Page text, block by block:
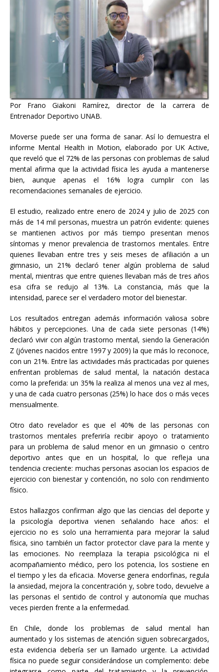
Por Frano Giakoni Ramírez, director de la carrera de
Entrenador Deportivo UNAB.
Moverse puede ser una forma de sanar. Así lo demuestra el
informe Mental Health in Motion, elaborado por UK Active,
que reveló que el 72% de las personas con problemas de salud
mental afirma que la actividad física les ayuda a mantenerse
bien, aunque apenas el 16% logra cumplir con las
recomendaciones semanales de ejercicio.
El estudio, realizado entre enero de 2024 y julio de 2025 con
más de 14 mil personas, muestra un patrón evidente: quienes
se mantienen activos por más tiempo presentan menos
síntomas y menor prevalencia de trastornos mentales. Entre
quienes llevaban entre tres y seis meses de afiliación a un
gimnasio, un 21% declaró tener algún problema de salud
mental, mientras que entre quienes llevaban más de tres años
esa cifra se redujo al 13%. La constancia, más que la
intensidad, parece ser el verdadero motor del bienestar.
Los resultados entregan además información valiosa sobre
hábitos y percepciones. Una de cada siete personas (14%)
declaró vivir con algún trastorno mental, siendo la Generación
Z (jóvenes nacidos entre 1997 y 2009) la que más lo reconoce,
con un 21%. Entre las actividades más practicadas por quienes
enfrentan problemas de salud mental, la natación destaca
como la preferida: un 35% la realiza al menos una vez al mes,
y una de cada cuatro personas (25%) lo hace dos o más veces
mensualmente.
Otro dato revelador es que el 40% de las personas con
trastornos mentales preferiría recibir apoyo o tratamiento
para un problema de salud menor en un gimnasio o centro
deportivo antes que en un hospital, lo que refleja una
tendencia creciente: muchas personas asocian los espacios de
ejercicio con bienestar y contención, no solo con rendimiento
físico.
Estos hallazgos confirman algo que las ciencias del deporte y
la psicología deportiva vienen señalando hace años: el
ejercicio no es solo una herramienta para mejorar la salud
física, sino también un factor protector clave para la mente y
las emociones. No reemplaza la terapia psicológica ni el
acompañamiento médico, pero los potencia, los sostiene en
el tiempo y les da eficacia. Moverse genera endorfinas, regula
la ansiedad, mejora la concentración y, sobre todo, devuelve a
las personas el sentido de control y autonomía que muchas
veces pierden frente a la enfermedad.
En Chile, donde los problemas de salud mental han
aumentado y los sistemas de atención siguen sobrecargados,
esta evidencia debería ser un llamado urgente. La actividad
física no puede seguir considerándose un complemento: debe